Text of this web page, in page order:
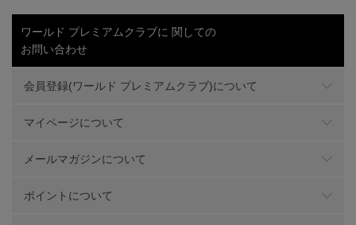
ワールド プレミアムクラブに 関しての
お問い合わせ
会員登録(ワールド プレミアムクラブ)について
マイページについて
メールマガジンについて
ポイントについて